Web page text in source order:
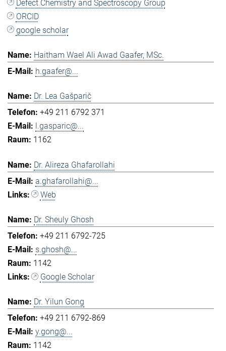
Defect Chemistry and Spectroscopy Group
ORCID
google scholar
Haitham Wael Ali Awad Gaafer, MSc.
h.gaafer@...
Dr. Lea Gašparič
+49 211 6792 371
l.gasparic@...
1162
Dr. Alireza Ghafarollahi
a.ghafarollahi@...
Web
Dr. Sheuly Ghosh
+49 211 6792-725
s.ghosh@...
1142
Google Scholar
Dr. Yilun Gong
+49 211 6792-869
y.gong@...
1142